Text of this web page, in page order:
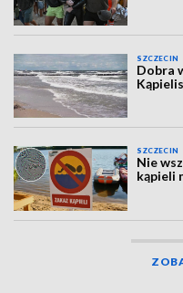
SZCZECIN
Dobra
SZCZECIN
Nie
kąpieli